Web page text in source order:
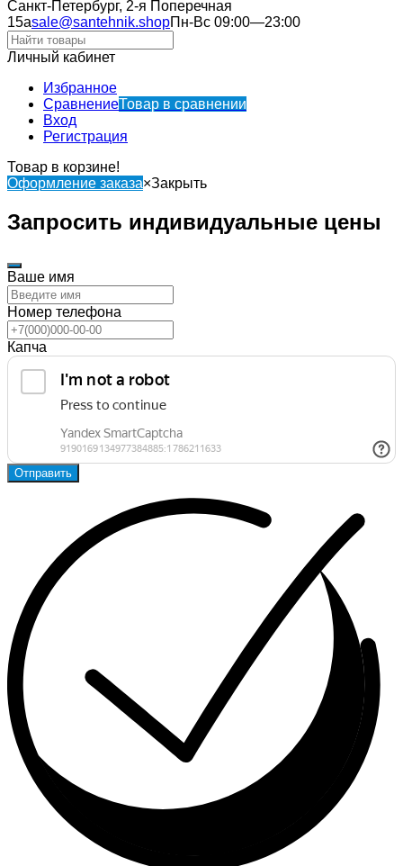
Санкт-Петербург, 2-я Поперечная
15аsale@santehnik.shopПн-Вс 09:00—23:00
Личный кабинет
Избранное
СравнениеТовар в сравнении
Вход
Регистрация
Товар в корзине!
Оформление заказа×Закрыть
Запросить индивидуальные цены
Ваше имя
Номер телефона
Капча
Отправить